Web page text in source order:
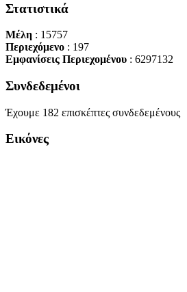
Στατιστικά
Μέλη : 15757
Περιεχόμενο : 197
Εμφανίσεις Περιεχομένου : 6297132
Συνδεδεμένοι
Έχουμε 182 επισκέπτες συνδεδεμένους
Εικόνες